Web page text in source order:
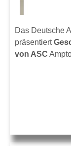
Das Deutsche
präsentiert
von ASC